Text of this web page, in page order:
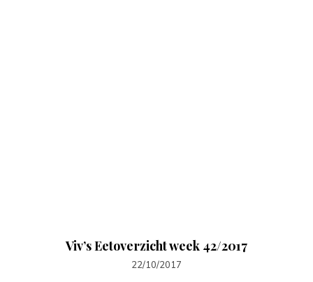
Viv’s Eetoverzicht week 42/2017
22/10/2017